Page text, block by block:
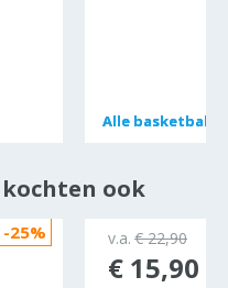
Alle
Alle
ook
-25% v.a. € 22,90
€ 15,90